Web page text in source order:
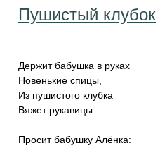
Пушистый клубок
Держит бабушка в руках
Новенькие спицы,
Из пушистого клубка
Вяжет рукавицы.
Просит бабушку Алёнка: